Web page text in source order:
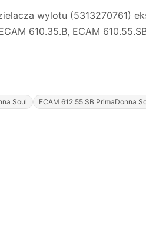
wylotu (5313270761)
610.35.B, ECAM
Soul ECAM 612.55.SB PrimaDonna
Justyna —
AGD Group